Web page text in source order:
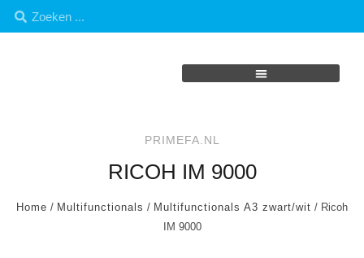
PRIMEFA.NL
RICOH IM 9000
Home / Multifunctionals / Multifunctionals A3 zwart/wit / Ricoh
IM 9000